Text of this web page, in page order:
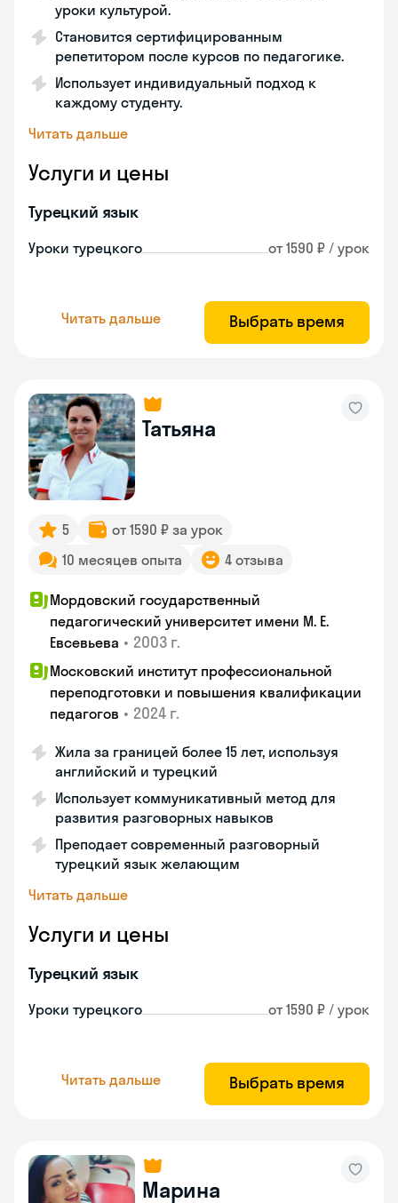
уроки культурой.
Становится сертифицированным
репетитором после курсов по педагогике.
Использует индивидуальный подход к
каждому студенту.
Читать дальше
Услуги и цены
Турецкий язык
Уроки турецкого от 1590 ₽ / урок
Читать дальше Выбрать время
Татьяна
5
от 1590 ₽ за урок
10 месяцев опыта
4 отзыва
Мордовский государственный
педагогический университет имени М. Е.
Евсевьева • 2003 г.
Московский институт профессиональной
переподготовки и повышения квалификации
педагогов • 2024 г.
Жила за границей более 15 лет, используя
английский и турецкий
Использует коммуникативный метод для
развития разговорных навыков
Преподает современный разговорный
турецкий язык желающим
Читать дальше
Услуги и цены
Турецкий язык
Уроки турецкого от 1590 ₽ / урок
Читать дальше Выбрать время
Марина